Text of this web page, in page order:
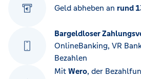
Geld abheben an rund
Bargeldloser
OnlineBanking, VR
Bezahlen
Mit Wero, der